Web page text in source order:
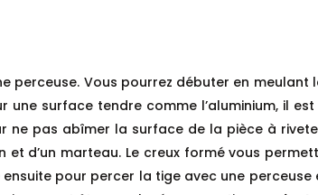
perceuse. Vous pourrez débuter en
surface tendre comme l’aluminium, il
pas abîmer la surface de la pièce à
et d’un marteau. Le creux formé vous
pour percer la tige avec une